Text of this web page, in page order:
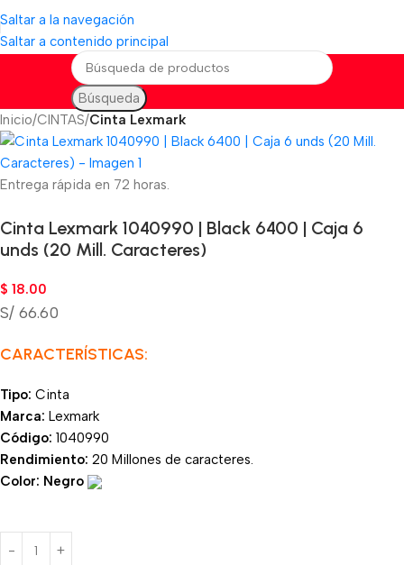
Saltar a la navegación
Saltar a contenido principal
Búsqueda
Inicio CINTAS Cinta Lexmark
Entrega rápida en 72 horas.
Cinta Lexmark 1040990 | Black 6400 | Caja 6
unds (20 Mill. Caracteres)
$ 18.00
S/ 66.60
CARACTERÍSTICAS:
Tipo: Cinta
Marca: Lexmark
Código: 1040990
Rendimiento: 20 Millones de caracteres.
Color: Negro